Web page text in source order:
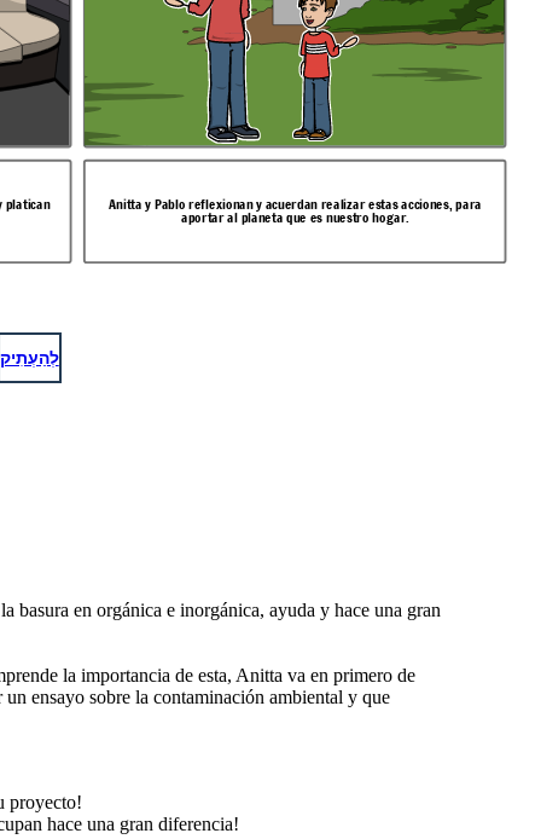
platican Anitta y Pablo reflexionan y acuerdan realizar estas acciones, para
aportar al planeta que es nuestro hogar.
לְהַעְתִיק
basura en orgánica e inorgánica, ayuda y hace una gran
la importancia de esta, Anitta va en primero de
ensayo sobre la contaminación ambiental y que
proyecto!
hace una gran diferencia!